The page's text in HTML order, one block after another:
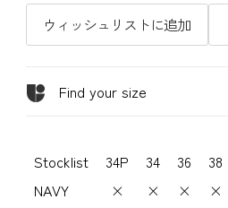
ウィッシュリストに追加
Find your size
Stocklist 34P 34 36
38
NAVY
× × ×
×